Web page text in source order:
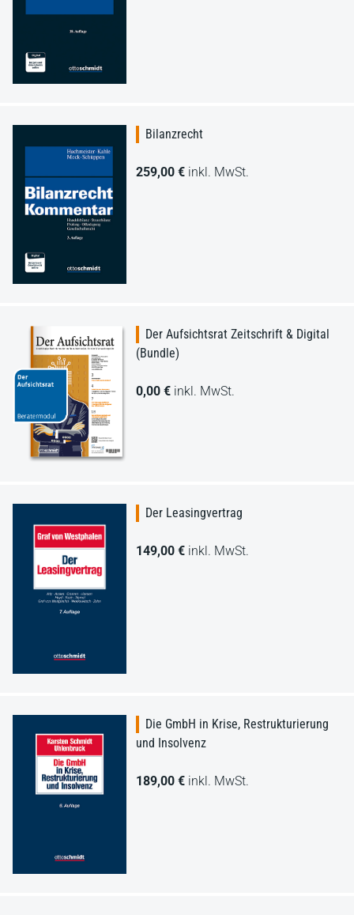
Bilanzrecht
259,00 € inkl. MwSt.
Der Aufsichtsrat Zeitschrift & Digital
(Bundle)
0,00 € inkl. MwSt.
Der Leasingvertrag
149,00 € inkl. MwSt.
Die GmbH in Krise, Restrukturierung
und Insolvenz
189,00 € inkl. MwSt.